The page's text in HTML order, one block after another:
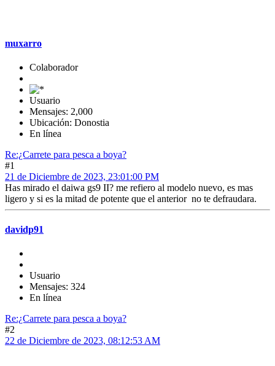
muxarro
Colaborador
Usuario
Mensajes: 2,000
Ubicación: Donostia
En línea
Re:¿Carrete para pesca a boya?
#1
21 de Diciembre de 2023, 23:01:00 PM
Has mirado el daiwa gs9 II? me refiero al modelo nuevo, es mas
ligero y si es la mitad de potente que el anterior no te defraudara.
davidp91
Usuario
Mensajes: 324
En línea
Re:¿Carrete para pesca a boya?
#2
22 de Diciembre de 2023, 08:12:53 AM